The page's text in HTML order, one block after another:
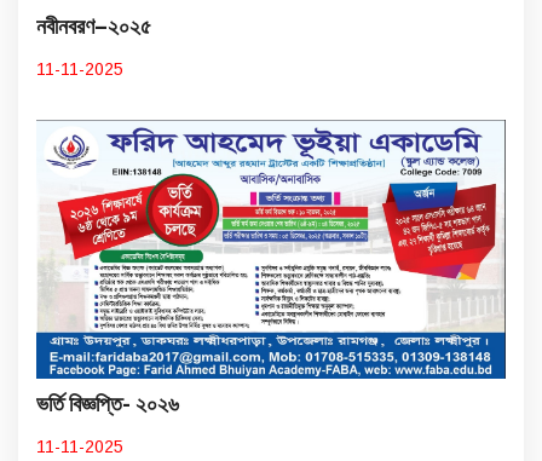
নবীনবরণ–২০২৫
11-11-2025
ভর্তি বিজ্ঞপ্তি- ২০২৬
11-11-2025